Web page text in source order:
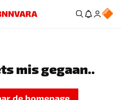
mis gegaan..
de homepage